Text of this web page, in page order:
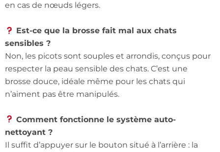
en cas de nœuds légers.
Est-ce que la brosse fait mal aux chats
sensibles ?
Non, les picots sont souples et arrondis, conçus pour
respecter la peau sensible des chats. C’est une
brosse douce, idéale même pour les chats qui
n’aiment pas être manipulés.
Comment fonctionne le système auto-
nettoyant ?
Il suffit d’appuyer sur le bouton situé à l’arrière : la